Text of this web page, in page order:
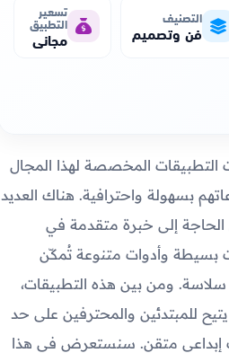
التصنيف
فن وتصميم
تسعير
التطبيق
مجاني
التطبيقات المخصصة لهذا المجال
بسهولة واحترافية. هناك العديد
الحاجة إلى خبرة متقدمة في
بسيطة وأدوات متنوعة تُمكّن
ومن بين هذه التطبيقات،
للمبتدئين والمحترفين على حد
إبداعي متقن. سنستعرض في هذا